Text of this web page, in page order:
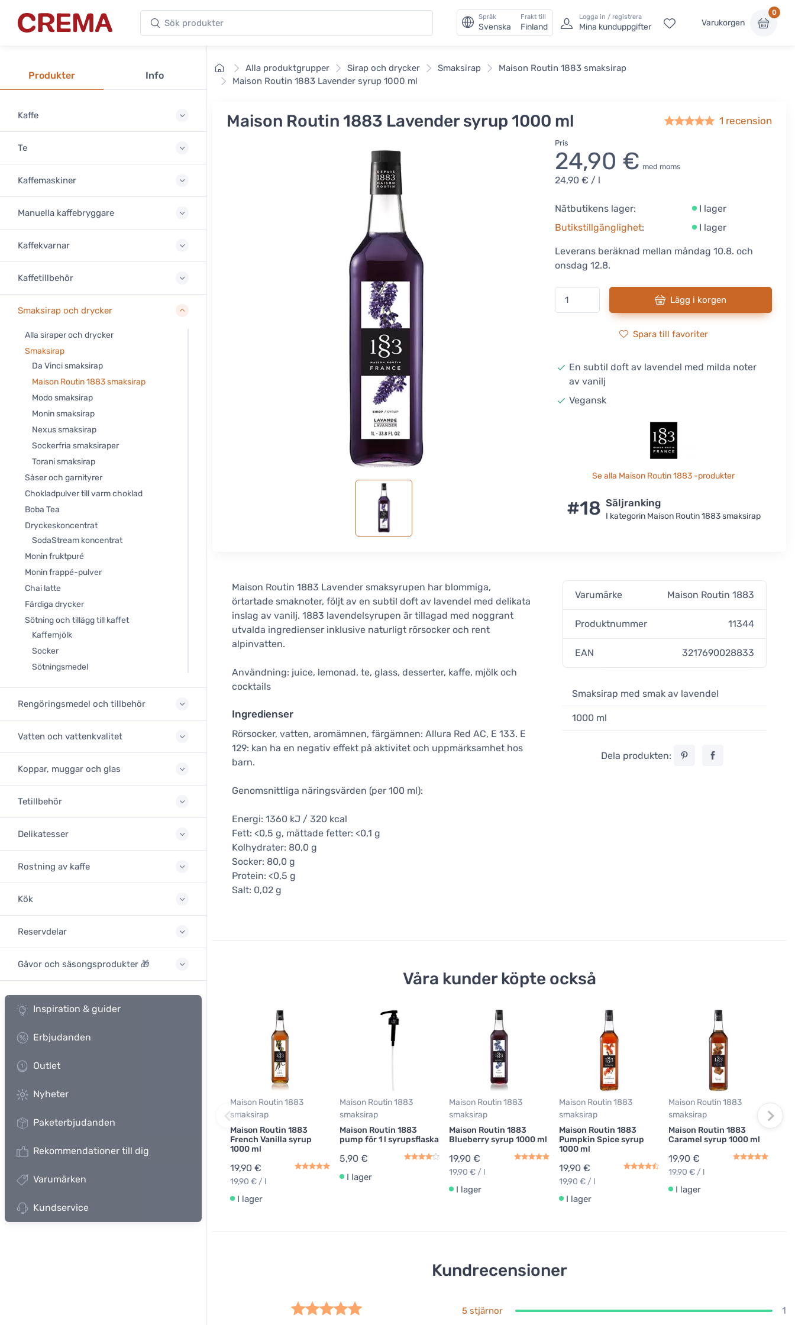
Crema Sök produkter Språk
Svenska
Frakt till
Finland
Logga in / registrera
Mina kunduppgifter Varukorgen
0
Produkter Info
Kaffe
Te
Kaffemaskiner
Manuella kaffebryggare
Kaffekvarnar
Kaffetillbehör
Smaksirap och drycker
Alla siraper och drycker
Smaksirap
Da Vinci smaksirap
Maison Routin 1883 smaksirap
Modo smaksirap
Monin smaksirap
Nexus smaksirap
Sockerfria smaksiraper
Torani smaksirap
Såser och garnityrer
Chokladpulver till varm choklad
Boba Tea
Dryckeskoncentrat
SodaStream koncentrat
Monin fruktpuré
Monin frappé-pulver
Chai latte
Färdiga drycker
Sötning och tillägg till kaffet
Kaffemjölk
Socker
Sötningsmedel
Rengöringsmedel och tillbehör
Vatten och vattenkvalitet
Koppar, muggar och glas
Tetillbehör
Delikatesser
Rostning av kaffe
Kök
Reservdelar
Gåvor och säsongsprodukter 🎁
Inspiration & guider
Erbjudanden
Outlet
Nyheter
Paketerbjudanden
Rekommendationer till dig
Varumärken
Kundservice
Framsidan
Alla produktgrupper Sirap och drycker Smaksirap
Maison Routin 1883 smaksirap
Maison Routin 1883 Lavender syrup 1000 ml
Maison Routin 1883 Lavender syrup 1000 ml 1 recension
Pris
24,90 € med moms
24,90 € / l
Nätbutikens lager:
I lager
Butikstillgänglighet: I lager
Leverans beräknad mellan måndag 10.8. och
onsdag 12.8.
Lägg i korgen
Spara till favoriter
En subtil doft av lavendel med milda noter
av vanilj
Vegansk
Se alla Maison Routin 1883 -produkter
#18 Säljranking
I kategorin Maison Routin 1883 smaksirap
Maison Routin 1883 Lavender smaksyrupen har blommiga,
örtartade smaknoter, följt av en subtil doft av lavendel med delikata
inslag av vanilj. 1883 lavendelsyrupen är tillagad med noggrant
utvalda ingredienser inklusive naturligt rörsocker och rent
alpinvatten.
Användning: juice, lemonad, te, glass, desserter, kaffe, mjölk och
cocktails
Ingredienser
Rörsocker, vatten, aromämnen, färgämnen: Allura Red AC, E 133. E
129: kan ha en negativ effekt på aktivitet och uppmärksamhet hos
barn.
Genomsnittliga näringsvärden (per 100 ml):
Energi: 1360 kJ / 320 kcal
Fett: <0,5 g, mättade fetter: <0,1 g
Kolhydrater: 80,0 g
Socker: 80,0 g
Protein: <0,5 g
Salt: 0,02 g
Varumärke Maison Routin 1883
Produktnummer 11344
EAN 3217690028833
Smaksirap med smak av lavendel
1000 ml
Dela produkten:
Våra kunder köpte också
Maison Routin 1883
smaksirap
Maison Routin 1883
French Vanilla syrup
1000 ml
19,90 €
19,90 € / l
I lager
Maison Routin 1883
smaksirap
Maison Routin 1883
pump för 1 l syrupsflaska
5,90 €
I lager
Maison Routin 1883
smaksirap
Maison Routin 1883
Blueberry syrup 1000 ml
19,90 €
19,90 € / l
I lager
Maison Routin 1883
smaksirap
Maison Routin 1883
Pumpkin Spice syrup
1000 ml
19,90 €
19,90 € / l
I lager
Maison Routin 1883
smaksirap
Maison Routin 1883
Caramel syrup 1000 ml
19,90 €
19,90 € / l
I lager
Kundrecensioner
5 stjärnor 1